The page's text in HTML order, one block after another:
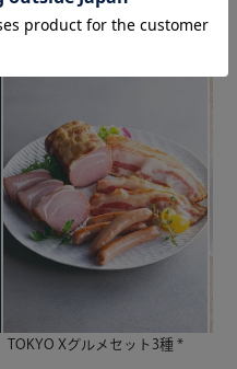
TOKYO Xグルメセット3種 *